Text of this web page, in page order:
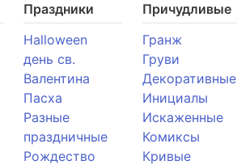
Праздники
Halloween
день св.
Валентина
Пасха
Разные
праздничные
Рождество
Причудливые
Гранж
Груви
Декоративные
Инициалы
Искаженные
Комиксы
Кривые